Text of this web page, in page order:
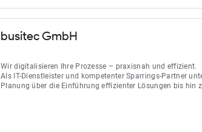
busitec GmbH
Wir digitalisieren Ihre Prozesse – praxisnah und effizient.
Als IT-Dienstleister und kompetenter Sparrings-Partner
Planung über die Einführung effizienter Lösungen bis hin